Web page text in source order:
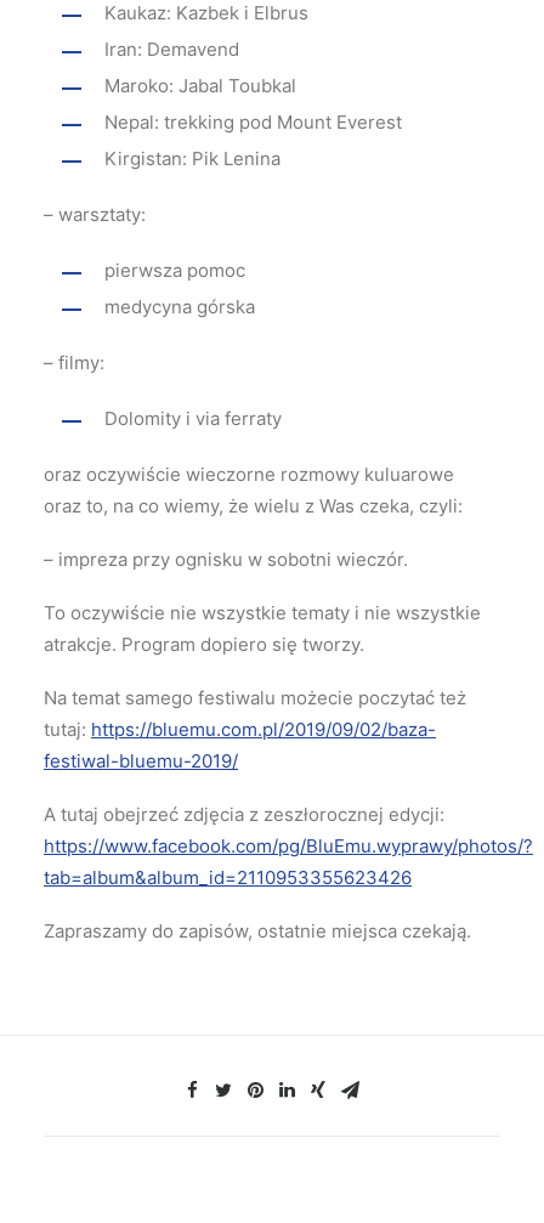
Kaukaz: Kazbek i Elbrus
Iran: Demavend
Maroko: Jabal Toubkal
Nepal: trekking pod Mount Everest
Kirgistan: Pik Lenina
– warsztaty:
pierwsza pomoc
medycyna górska
– filmy:
Dolomity i via ferraty
oraz oczywiście wieczorne rozmowy kuluarowe
oraz to, na co wiemy, że wielu z Was czeka, czyli:
– impreza przy ognisku w sobotni wieczór.
To oczywiście nie wszystkie tematy i nie wszystkie
atrakcje. Program dopiero się tworzy.
Na temat samego festiwalu możecie poczytać też
tutaj: https://bluemu.com.pl/2019/09/02/baza-
festiwal-bluemu-2019/
A tutaj obejrzeć zdjęcia z zeszłorocznej edycji:
https://www.facebook.com/pg/BluEmu.wyprawy/photos/?
tab=album&album_id=2110953355623426
Zapraszamy do zapisów, ostatnie miejsca czekają.